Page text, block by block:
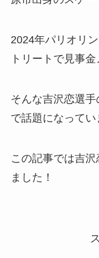
2024年パリオリ
トリートで見事
そんな吉沢恋選
で話題になってい
この記事では吉
ました！